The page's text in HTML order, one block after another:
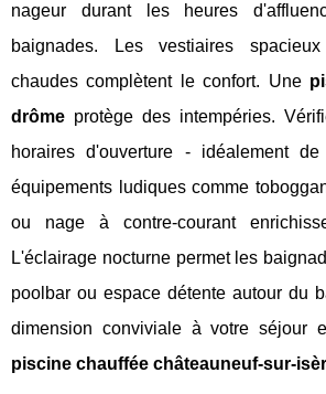
nageur durant les heures
baignades. Les vestiaires
chaudes complètent le confort. Une
drôme protège des intempéries.
horaires d'ouverture - idéalement
équipements ludiques comme
ou nage à contre-courant
L'éclairage nocturne permet les
poolbar ou espace détente autour du
dimension conviviale à votre séjour
piscine chauffée châteauneuf-sur-